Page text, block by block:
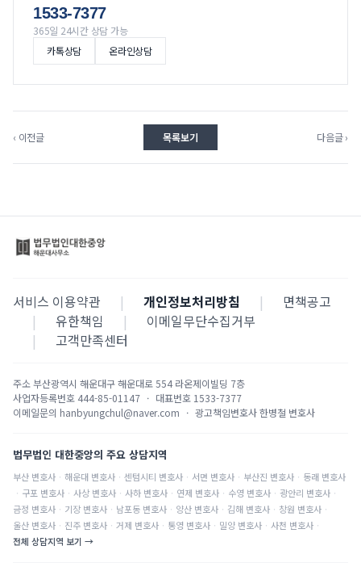
1533-7377
365일 24시간 상담 가능
카톡상담
온라인상담
‹ 이전글 목록보기 다음글 ›
서비스 이용약관 | 개인정보처리방침 |
면책공고
|
유한책임 |
이메일무단수집거부
|
고객만족센터
주소부산광역시 해운대구 해운대로 554 라온제이빌딩 7층
사업자등록번호 444-85-01147 · 대표번호 1533-7377
이메일문의 hanbyungchul@naver.com · 광고책임변호사한병철 변호사
법무법인 대한중앙의 주요 상담지역
부산 변호사 · 해운대 변호사 · 센텀시티 변호사 · 서면 변호사 · 부산진 변호사 · 동래 변호사
· 구포 변호사 · 사상 변호사 · 사하 변호사 · 연제 변호사 · 수영 변호사 · 광안리 변호사 ·
금정 변호사 · 기장 변호사 · 남포동 변호사 · 양산 변호사 · 김해 변호사 · 창원 변호사 ·
울산 변호사 · 진주 변호사 · 거제 변호사 · 통영 변호사 · 밀양 변호사 · 사천 변호사 ·
전체 상담지역 보기 →